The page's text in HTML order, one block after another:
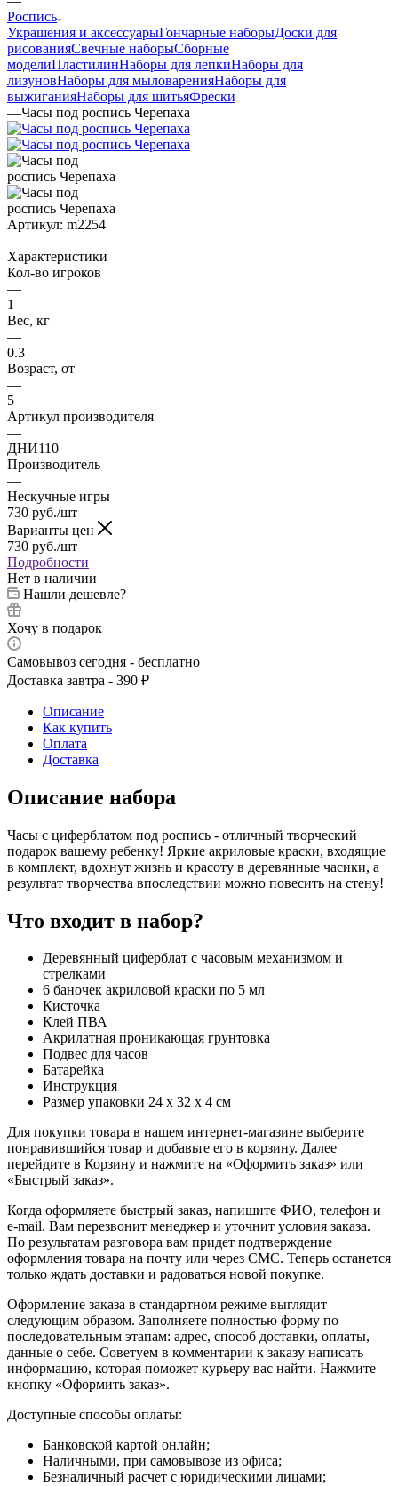
Роспись
Украшения и аксессуарыГончарные наборыДоски для
рисованияСвечные наборыСборные
моделиПластилинНаборы для лепкиНаборы для
лизуновНаборы для мыловаренияНаборы для
выжиганияНаборы для шитьяФрески
—Часы под роспись Черепаха
Артикул: m2254
Характеристики
Кол-во игроков
—
1
Вес, кг
—
0.3
Возраст, от
—
5
Артикул производителя
—
ДНИ110
Производитель
—
Нескучные игры
730 руб./шт
Варианты цен
730 руб./шт
Подробности
Нет в наличии
Нашли дешевле?
Хочу в подарок
Самовывоз сегодня - бесплатно
Доставка завтра - 390 ₽
Описание
Как купить
Оплата
Доставка
Описание набора
Часы с циферблатом под роспись - отличный творческий
подарок вашему ребенку! Яркие акриловые краски, входящие
в комплект, вдохнут жизнь и красоту в деревянные часики, а
результат творчества впоследствии можно повесить на стену!
Что входит в набор?
Деревянный циферблат с часовым механизмом и
стрелками
6 баночек акриловой краски по 5 мл
Кисточка
Клей ПВА
Акрилатная проникающая грунтовка
Подвес для часов
Батарейка
Инструкция
Размер упаковки 24 х 32 х 4 см
Для покупки товара в нашем интернет-магазине выберите
понравившийся товар и добавьте его в корзину. Далее
перейдите в Корзину и нажмите на «Оформить заказ» или
«Быстрый заказ».
Когда оформляете быстрый заказ, напишите ФИО, телефон и
e-mail. Вам перезвонит менеджер и уточнит условия заказа.
По результатам разговора вам придет подтверждение
оформления товара на почту или через СМС. Теперь останется
только ждать доставки и радоваться новой покупке.
Оформление заказа в стандартном режиме выглядит
следующим образом. Заполняете полностью форму по
последовательным этапам: адрес, способ доставки, оплаты,
данные о себе. Советуем в комментарии к заказу написать
информацию, которая поможет курьеру вас найти. Нажмите
кнопку «Оформить заказ».
Доступные способы оплаты:
Банковской картой онлайн;
Наличными, при самовывозе из офиса;
Безналичный расчет с юридическими лицами;